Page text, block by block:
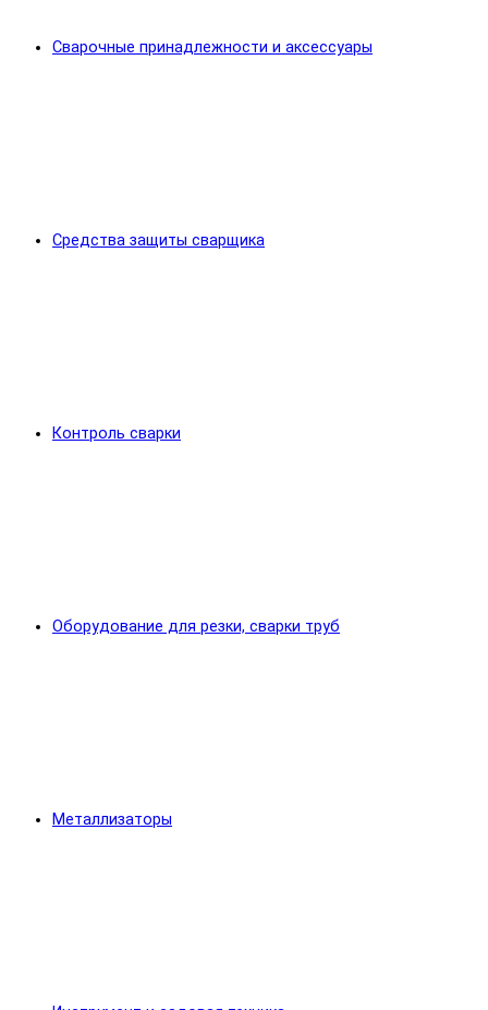
Сварочные принадлежности и аксессуары
Средства защиты сварщика
Контроль сварки
Оборудование для резки, сварки труб
Металлизаторы